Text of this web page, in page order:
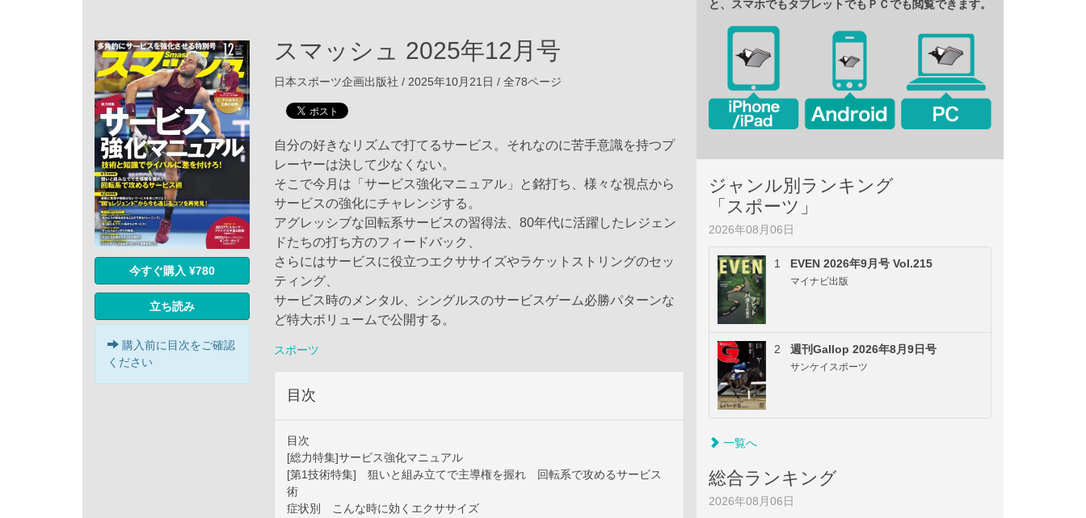
今すぐ購入 ¥780
立ち読み
購入前に目次をご確認
ください
スマッシュ 2025年12月号
日本スポーツ企画出版社 / 2025年10月21日 / 全78ページ
自分の好きなリズムで打てるサービス。それなのに苦手意識を持つプ
レーヤーは決して少なくない。
そこで今月は「サービス強化マニュアル」と銘打ち、様々な視点から
サービスの強化にチャレンジする。
アグレッシブな回転系サービスの習得法、80年代に活躍したレジェン
ドたちの打ち方のフィードバック、
さらにはサービスに役立つエクササイズやラケットストリングのセッ
ティング、
サービス時のメンタル、シングルスのサービスゲーム必勝パターンな
ど特大ボリュームで公開する。
スポーツ
目次
目次
[総力特集]サービス強化マニュアル
[第1技術特集] 狙いと組み立てで主導権を握れ 回転系で攻めるサービス
術
症状別 こんな時に効くエクササイズ
と、スマホでもタブレットでもＰＣでも閲覧できます。
ジャンル別ランキング
「スポーツ」
2026年08月06日
1 EVEN 2026年9月号 Vol.215
マイナビ出版
2 週刊Gallop 2026年8月9日号
サンケイスポーツ
一覧へ
総合ランキング
2026年08月06日